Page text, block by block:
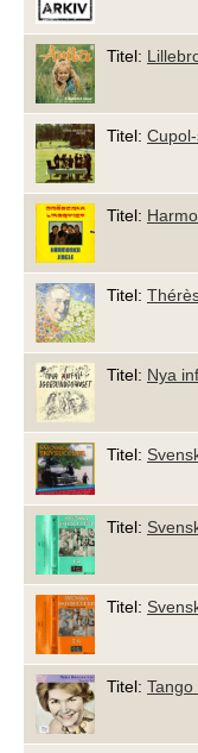
Titel:
Titel:
Titel:
Titel:
Titel: Nya
Titel:
Titel:
Titel:
Titel: